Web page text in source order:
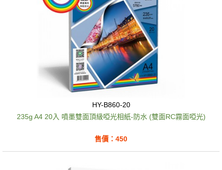
HY-B860-20
235g A4 20入 噴墨雙面頂級啞光相紙-防水 (雙面RC霧面啞光)
售價：450